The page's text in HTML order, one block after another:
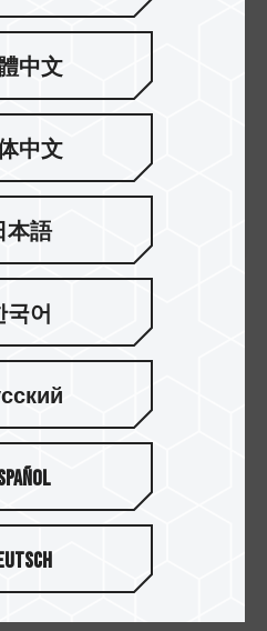
1TB = 1,000,000,000,000 字节。部
用容量可能低于标称；不同操作系统因换
标准测试通过 IP54 等级，具防泼溅
产品非工作状态下的测试结果。
盘
中文
中文
本語
국어